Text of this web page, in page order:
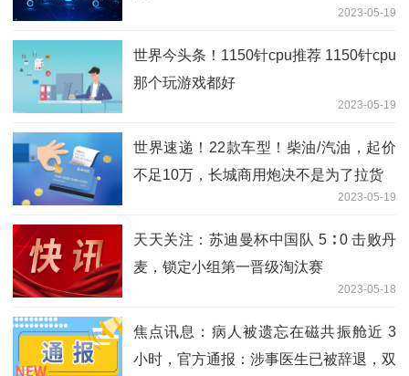
2023-05-19
世界今头条！1150针cpu推荐 1150针cpu
那个玩游戏都好
2023-05-19
世界速递！22款车型！柴油/汽油，起价
不足10万，长城商用炮决不是为了拉货
2023-05-19
天天关注：苏迪曼杯中国队 5 ∶ 0 击败丹
麦，锁定小组第一晋级淘汰赛
2023-05-18
焦点讯息：病人被遗忘在磁共振舱近 3
小时，官方通报：涉事医生已被辞退，双